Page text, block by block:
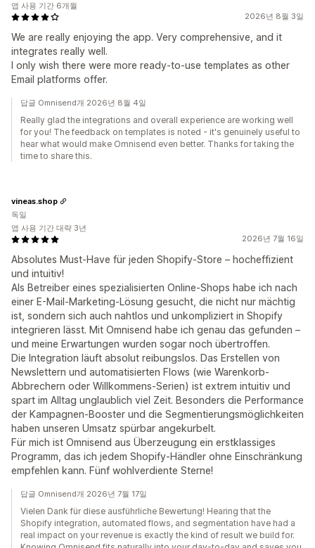
2026년 8월 3일
We are really enjoying the app. Very comprehensive, and it
integrates really well.
I only wish there were more ready-to-use templates as other
Email platforms offer.
앱 사용 기간 6개월
답글 Omnisend개 2026년 8월 4일
Really glad the integrations and overall experience are working well
for you! The feedback on templates is noted - it's genuinely useful to
hear what would make Omnisend even better. Thanks for taking the
time to share this.
2026년 7월 16일
Absolutes Must-Have für jeden Shopify-Store – hocheffizient
und intuitiv!
Als Betreiber eines spezialisierten Online-Shops habe ich nach
einer E-Mail-Marketing-Lösung gesucht, die nicht nur mächtig
ist, sondern sich auch nahtlos und unkompliziert in Shopify
integrieren lässt. Mit Omnisend habe ich genau das gefunden –
und meine Erwartungen wurden sogar noch übertroffen.
Die Integration läuft absolut reibungslos. Das Erstellen von
Newslettern und automatisierten Flows (wie Warenkorb-
Abbrechern oder Willkommens-Serien) ist extrem intuitiv und
spart im Alltag unglaublich viel Zeit. Besonders die Performance
der Kampagnen-Booster und die Segmentierungsmöglichkeiten
haben unseren Umsatz spürbar angekurbelt.
Für mich ist Omnisend aus Überzeugung ein erstklassiges
Programm, das ich jedem Shopify-Händler ohne Einschränkung
empfehlen kann. Fünf wohlverdiente Sterne!
vineas.shop
독일
앱 사용 기간 대략 3년
답글 Omnisend개 2026년 7월 17일
Vielen Dank für diese ausführliche Bewertung! Hearing that the
Shopify integration, automated flows, and segmentation have had a
real impact on your revenue is exactly the kind of result we build for.